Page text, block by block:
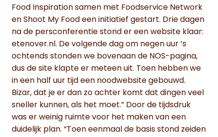
Food Inspiration samen met Foodservice Network
en Shoot My Food een initiatief gestart. Drie dagen
na de persconferentie stond er een website klaar:
etenover.nl. De volgende dag om negen uur ’s
ochtends stonden we bovenaan de NOS-pagina,
dus de site klapte er meteen uit. Toen hebben we
in een half uur tijd een noodwebsite gebouwd.
Bizar, dat je er dan zo achter komt dat dingen veel
sneller kunnen, als het moet.” Door de tijdsdruk
was er weinig ruimte voor het maken van een
duidelijk plan. “Toen eenmaal de basis stond zeiden